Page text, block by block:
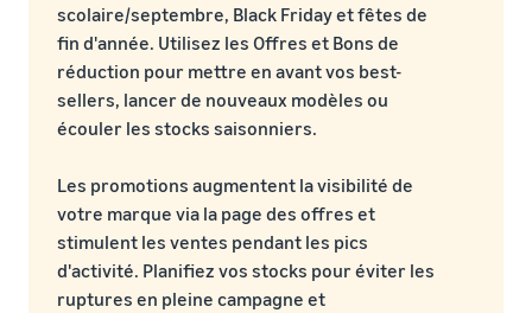
scolaire/septembre, Black Friday et fêtes de
fin d'année. Utilisez les Offres et Bons de
réduction pour mettre en avant vos best-
sellers, lancer de nouveaux modèles ou
écouler les stocks saisonniers.
Les promotions augmentent la visibilité de
votre marque via la page des offres et
stimulent les ventes pendant les pics
d'activité. Planifiez vos stocks pour éviter les
ruptures en pleine campagne et